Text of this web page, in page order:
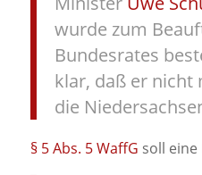
wurde zum
Bundesrates
klar, daß er nicht
die
§ 5 Abs. 5 WaffG soll